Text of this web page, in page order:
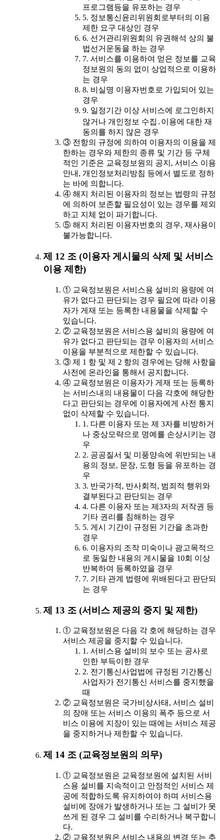
프로그램등을 유포하는 경우
5. 정보통신윤리위원회로부터의 이용
제한 요구 대상인 경우
6. 선거관리위원회의 유권해석 상의 불
법선거운동을 하는 경우
7. 서비스를 이용하여 얻은 정보를 교육
정보원의 동의 없이 상업적으로 이용하
는 경우
8. 비실명 이용자번호로 가입되어 있는
경우
9. 일정기간 이상 서비스에 로그인하지
않거나 개인정보 수집․이용에 대한 재
동의를 하지 않은 경우
③ 전항의 규정에 의하여 이용자의 이용을 제
한하는 경우와 제한의 종류 및 기간 등 구체
적인 기준은 교육정보원의 공지, 서비스 이용
안내, 개인정보처리방침 등에서 별도로 정하
는 바에 의합니다.
④ 해지 처리된 이용자의 정보는 법령의 규정
에 의하여 보존할 필요성이 있는 경우를 제외
하고 지체 없이 파기합니다.
⑤ 해지 처리된 이용자번호의 경우, 재사용이
불가능합니다.
제 12 조 (이용자 게시물의 삭제 및 서비스
이용 제한)
① 교육정보원은 서비스용 설비의 용량에 여
유가 없다고 판단되는 경우 필요에 따라 이용
자가 게재 또는 등록한 내용물을 삭제할 수
있습니다.
② 교육정보원은 서비스용 설비의 용량에 여
유가 없다고 판단되는 경우 이용자의 서비스
이용을 부분적으로 제한할 수 있습니다.
③ 제 1 항 및 제 2 항의 경우에는 당해 사항을
사전에 온라인을 통해서 공지합니다.
④ 교육정보원은 이용자가 게재 또는 등록하
는 서비스내의 내용물이 다음 각호에 해당한
다고 판단되는 경우에 이용자에게 사전 통지
없이 삭제할 수 있습니다.
1. 다른 이용자 또는 제 3자를 비방하거
나 중상모략으로 명예를 손상시키는 경
우
2. 공공질서 및 미풍양속에 위반되는 내
용의 정보, 문장, 도형 등을 유포하는 경
우
3. 반국가적, 반사회적, 범죄적 행위와
결부된다고 판단되는 경우
4. 다른 이용자 또는 제3자의 저작권 등
기타 권리를 침해하는 경우
5. 게시 기간이 규정된 기간을 초과한
경우
6. 이용자의 조작 미숙이나 광고목적으
로 동일한 내용의 게시물을 10회 이상
반복하여 등록하였을 경우
7. 기타 관계 법령에 위배된다고 판단되
는 경우
제 13 조 (서비스 제공의 중지 및 제한)
① 교육정보원은 다음 각 호에 해당하는 경우
서비스 제공을 중지할 수 있습니다.
1. 서비스용 설비의 보수 또는 공사로
인한 부득이한 경우
2. 전기통신사업법에 규정된 기간통신
사업자가 전기통신 서비스를 중지했을
때
② 교육정보원은 국가비상사태, 서비스 설비
의 장애 또는 서비스 이용의 폭주 등으로 서
비스 이용에 지장이 있는 때에는 서비스 제공
을 중지하거나 제한할 수 있습니다.
제 14 조 (교육정보원의 의무)
① 교육정보원은 교육정보원에 설치된 서비
스용 설비를 지속적이고 안정적인 서비스 제
공에 적합하도록 유지하여야 하며 서비스용
설비에 장애가 발생하거나 또는 그 설비가 못
쓰게 된 경우 그 설비를 수리하거나 복구합니
다.
② 교육정보원은 서비스 내용의 변경 또는 추